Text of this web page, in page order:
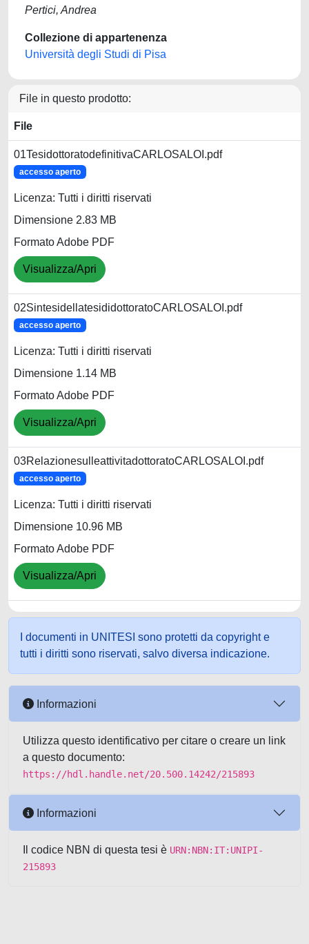
Pertici, Andrea
Collezione di appartenenza
Università degli Studi di Pisa
File in questo prodotto:
File
01TesidottoratodefinitivaCARLOSALOI.pdf
accesso aperto
Licenza: Tutti i diritti riservati
Dimensione 2.83 MB
Formato Adobe PDF
Visualizza/Apri
02SintesidellatesididottoratoCARLOSALOI.pdf
accesso aperto
Licenza: Tutti i diritti riservati
Dimensione 1.14 MB
Formato Adobe PDF
Visualizza/Apri
03RelazionesulleattivitadottoratoCARLOSALOI.pdf
accesso aperto
Licenza: Tutti i diritti riservati
Dimensione 10.96 MB
Formato Adobe PDF
Visualizza/Apri
I documenti in UNITESI sono protetti da copyright e
tutti i diritti sono riservati, salvo diversa indicazione.
Informazioni
Utilizza questo identificativo per citare o creare un link
a questo documento:
https://hdl.handle.net/20.500.14242/215893
Informazioni
Il codice NBN di questa tesi è URN:NBN:IT:UNIPI-
215893